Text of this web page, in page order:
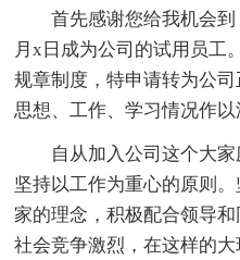
首先感谢您给我机会
月x日成为公司的试用员工
规章制度，特申请转为公
思想、工作、学习情况作以
自从加入公司这个大
坚持以工作为重心的原则
家的理念，积极配合领导
社会竞争激烈，在这样的